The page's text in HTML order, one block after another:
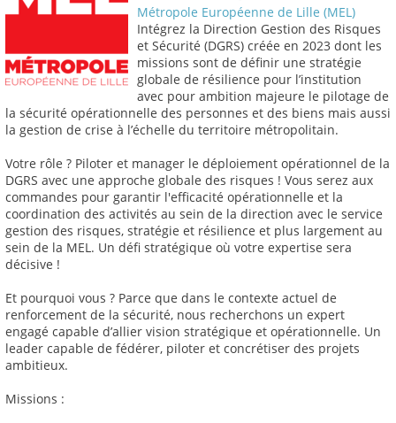
Métropole Européenne de Lille (MEL)
Intégrez la Direction Gestion des Risques
et Sécurité (DGRS) créée en 2023 dont les
missions sont de définir une stratégie
globale de résilience pour l’institution
avec pour ambition majeure le pilotage de
la sécurité opérationnelle des personnes et des biens mais aussi
la gestion de crise à l’échelle du territoire métropolitain.
Votre rôle ? Piloter et manager le déploiement opérationnel de la
DGRS avec une approche globale des risques ! Vous serez aux
commandes pour garantir l'efficacité opérationnelle et la
coordination des activités au sein de la direction avec le service
gestion des risques, stratégie et résilience et plus largement au
sein de la MEL. Un défi stratégique où votre expertise sera
décisive !
Et pourquoi vous ? Parce que dans le contexte actuel de
renforcement de la sécurité, nous recherchons un expert
engagé capable d’allier vision stratégique et opérationnelle. Un
leader capable de fédérer, piloter et concrétiser des projets
ambitieux.
Missions :